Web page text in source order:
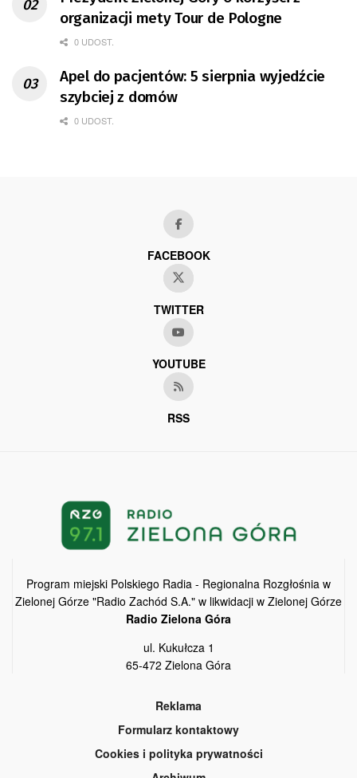
organizacji mety Tour de Pologne
0 UDOST.
Apel do pacjentów: 5 sierpnia wyjedźcie
szybciej z domów
0 UDOST.
FACEBOOK
TWITTER
YOUTUBE
RSS
Program miejski Polskiego Radia - Regionalna Rozgłośnia w
Zielonej Górze "Radio Zachód S.A." w likwidacji w Zielonej Górze
Radio Zielona Góra
ul. Kukułcza 1
65-472 Zielona Góra
Reklama
Formularz kontaktowy
Cookies i polityka prywatności